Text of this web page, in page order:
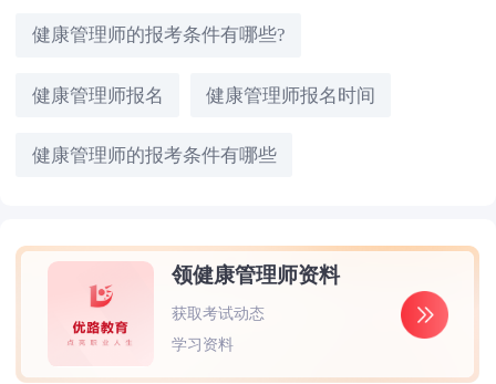
健康管理师的报考条件有哪些?
健康管理师报名 健康管理师报名时间
健康管理师的报考条件有哪些
领健康管理师资料
获取考试动态
学习资料